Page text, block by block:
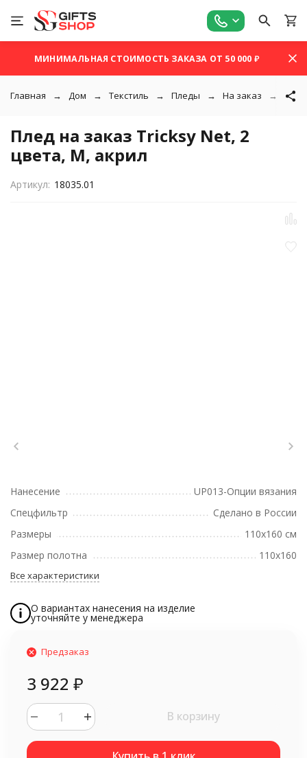
МИНИМАЛЬНАЯ СТОИМОСТЬ ЗАКАЗА ОТ 50 000 ₽
Главная Дом Текстиль Пледы На заказ
Плед на заказ Tricksy Net, 2
цвета, М, акрил
Артикул: 18035.01
Нанесение
UP013-Опции вязания
Спецфильтр
Сделано в России
Размеры
110х160 см
Размер полотна
110x160
Все характеристики
О вариантах нанесения на изделие
уточняйте у менеджера
Предзаказ
3 922 ₽
В корзину